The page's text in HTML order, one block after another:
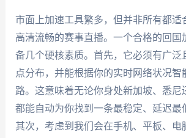
市面上加速工具繁多，但并非所有都适
高清流畅的赛事直播。一个合格的回国
备几个硬核素质。首先，它必须有广泛
点分布，并能根据你的实时网络状况智
路。这意味着无论你身处新加坡、悉尼
都能自动为你找到一条最稳定、延迟最
其次，考虑到我们会在手机、平板、电